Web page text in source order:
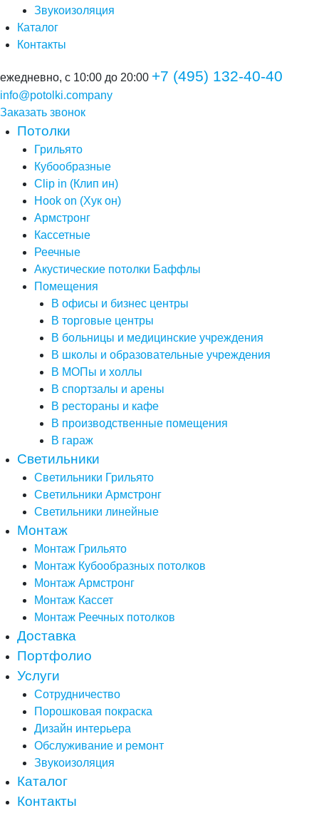
Звукоизоляция
Каталог
Контакты
ежедневно, с 10:00 до 20:00 +7 (495) 132-40-40
info@potolki.company
Заказать звонок
Потолки
Грильято
Кубообразные
Clip in (Клип ин)
Hook on (Хук он)
Армстронг
Кассетные
Реечные
Акустические потолки Баффлы
Помещения
В офисы и бизнес центры
В торговые центры
В больницы и медицинские учреждения
В школы и образовательные учреждения
В МОПы и холлы
В спортзалы и арены
В рестораны и кафе
В производственные помещения
В гараж
Светильники
Светильники Грильято
Светильники Армстронг
Светильники линейные
Монтаж
Монтаж Грильято
Монтаж Кубообразных потолков
Монтаж Армстронг
Монтаж Кассет
Монтаж Реечных потолков
Доставка
Портфолио
Услуги
Сотрудничество
Порошковая покраска
Дизайн интерьера
Обслуживание и ремонт
Звукоизоляция
Каталог
Контакты